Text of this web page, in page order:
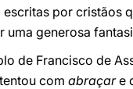
por cristãos
uma generosa
de Francisco de
com abraçare